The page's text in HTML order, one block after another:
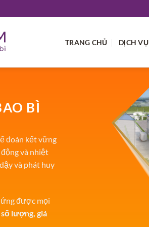
TRANG CHỦ DỊCH VỤ
BÌ
đoàn kết vững
và nhiệt
và phát huy
ứng được mọi
lượng, giá